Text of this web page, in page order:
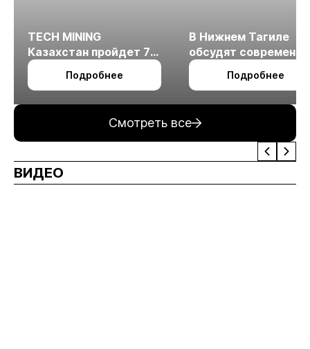
TECH MINING
Казахстан пройдет 7
октября в Алматы
Подробнее
В Нижнем Тагиле
обсудят
технологии
измельчения
Подробнее
Смотреть все
ВИДЕО